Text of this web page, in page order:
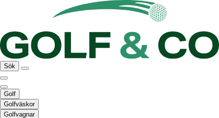
Sök
Golf
Golfväskor
Golfvagnar